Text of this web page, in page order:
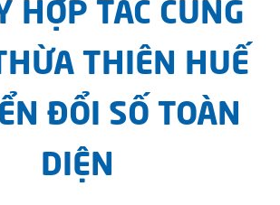
HỢP TÁC CÙNG
THIÊN HUẾ
ĐỔI SỐ TOÀN
DIỆN